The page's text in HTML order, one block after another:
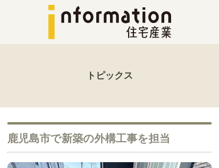
トピックス
鹿児島市で新築の外構工事を担当